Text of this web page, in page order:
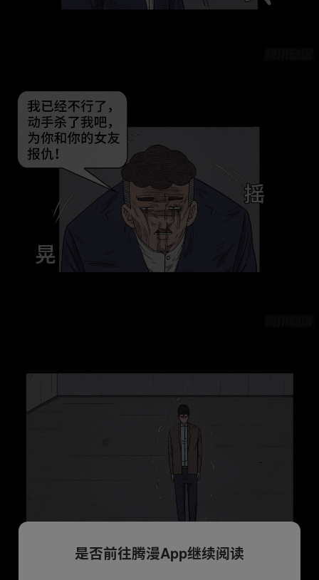
是否前往腾漫App继续阅读